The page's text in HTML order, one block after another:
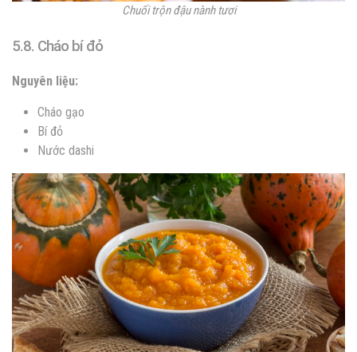
Chuối trộn đậu nành tươi
5.8. Cháo bí đỏ
Nguyên liệu:
Cháo gạo
Bí đỏ
Nước dashi